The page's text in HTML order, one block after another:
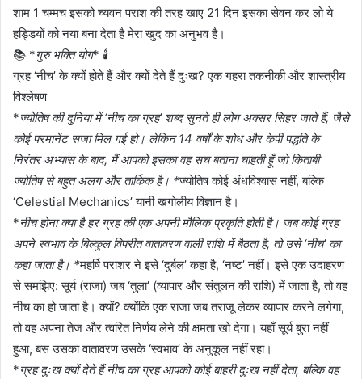
शाम 1 चम्मच इसको च्यवन पराश की तरह खाए 21 दिन इसका सेवन कर लो ये
हड्डियों को नया बना देता है मेरा खुद का अनुभव है।
📚 *गुरु भक्ति योग* 🕯️
ग्रह ‘नीच’ के क्यों होते हैं और क्यों देते हैं दुःख? एक गहरा तकनीकी और शास्त्रीय
विश्लेषण
*ज्योतिष की दुनिया में ‘नीच का ग्रह’ शब्द सुनते ही लोग अक्सर सिहर जाते हैं, जैसे
कोई परमानेंट सजा मिल गई हो। लेकिन 14 वर्षों के शोध और केपी पद्धति के
निरंतर अभ्यास के बाद, मैं आपको इसका वह सच बताना चाहती हूँ जो किताबी
ज्योतिष से बहुत अलग और तार्किक है। *ज्योतिष कोई अंधविश्वास नहीं, बल्कि
‘Celestial Mechanics’ यानी खगोलीय विज्ञान है।
*नीच होना क्या है हर ग्रह की एक अपनी मौलिक प्रकृति होती है। जब कोई ग्रह
अपने स्वभाव के बिल्कुल विपरीत वातावरण वाली राशि में बैठता है, तो उसे ‘नीच’ का
कहा जाता है। *महर्षि पराशर ने इसे ‘दुर्बल’ कहा है, ‘नष्ट’ नहीं। इसे एक उदाहरण
से समझिए: सूर्य (राजा) जब ‘तुला’ (व्यापार और संतुलन की राशि) में जाता है, तो वह
नीच का हो जाता है। क्यों? क्योंकि एक राजा जब तराजू लेकर व्यापार करने लगेगा,
तो वह अपना तेज और त्वरित निर्णय लेने की क्षमता खो देगा। यहाँ सूर्य बुरा नहीं
हुआ, बस उसका वातावरण उसके ‘स्वभाव’ के अनुकूल नहीं रहा।
*ग्रह दुःख क्यों देते हैं नीच का ग्रह आपको कोई बाहरी दुःख नहीं देता, बल्कि वह